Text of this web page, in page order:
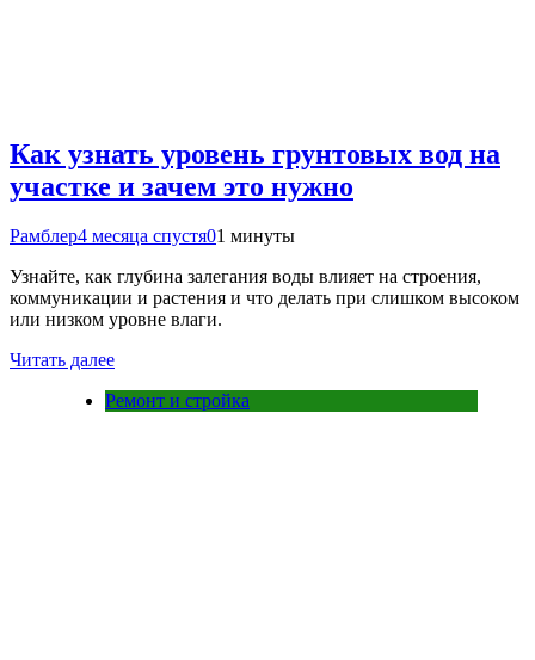
Как узнать уровень грунтовых вод на
участке и зачем это нужно
Рамблер4 месяца спустя01 минуты
Узнайте, как глубина залегания воды влияет на строения,
коммуникации и растения и что делать при слишком высоком
или низком уровне влаги.
Читать далее
Ремонт и стройка